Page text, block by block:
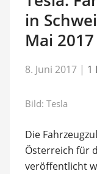
in
Mai 2017
8. Juni 2017 | 1
Bild: Tesla
Die
Österreich für
veröffentlicht